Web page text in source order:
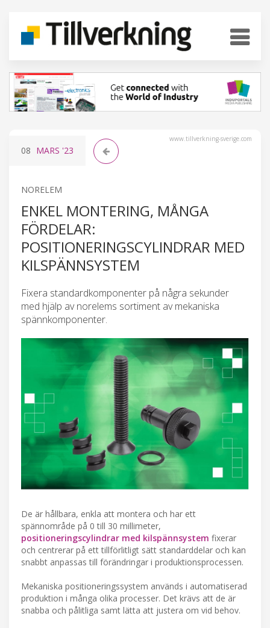
www.tillverkning-sverige.com
08 MARS '23
NORELEM
ENKEL MONTERING, MÅNGA
FÖRDELAR:
POSITIONERINGSCYLINDRAR MED
KILSPÄNNSYSTEM
Fixera standardkomponenter på några sekunder
med hjälp av norelems sortiment av mekaniska
spännkomponenter.
De är hållbara, enkla att montera och har ett
spännområde på 0 till 30 millimeter,
positioneringscylindrar med kilspännsystem fixerar
och centrerar på ett tillförlitligt sätt standarddelar och kan
snabbt anpassas till förändringar i produktionsprocessen.
Mekaniska positioneringssystem används i automatiserad
produktion i många olika processer. Det krävs att de är
snabba och pålitliga samt lätta att justera om vid behov.